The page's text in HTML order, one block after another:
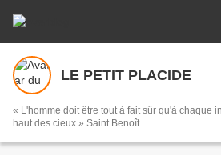
LE PETIT PLACIDE
« L'homme doit être tout à fait sûr qu'à chaque
haut des cieux » Saint Benoît